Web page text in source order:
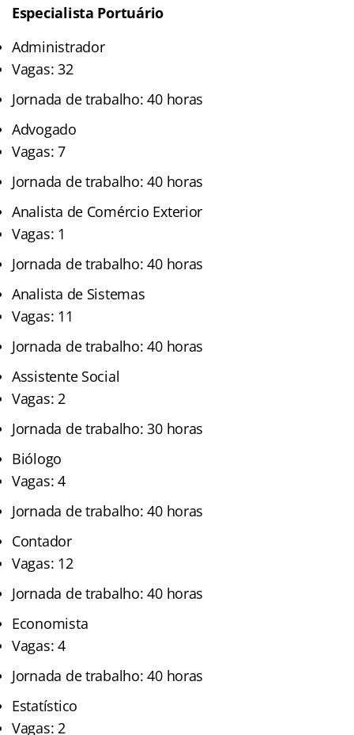
Especialista Portuário
Administrador
Vagas: 32
Jornada de trabalho: 40 horas
Advogado
Vagas: 7
Jornada de trabalho: 40 horas
Analista de Comércio Exterior
Vagas: 1
Jornada de trabalho: 40 horas
Analista de Sistemas
Vagas: 11
Jornada de trabalho: 40 horas
Assistente Social
Vagas: 2
Jornada de trabalho: 30 horas
Biólogo
Vagas: 4
Jornada de trabalho: 40 horas
Contador
Vagas: 12
Jornada de trabalho: 40 horas
Economista
Vagas: 4
Jornada de trabalho: 40 horas
Estatístico
Vagas: 2